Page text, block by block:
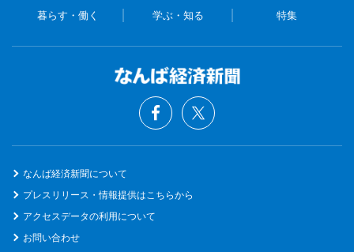
暮らす・働く 学ぶ・知る 特集
なんば経済新聞について
プレスリリース・情報提供はこちらから
アクセスデータの利用について
お問い合わせ